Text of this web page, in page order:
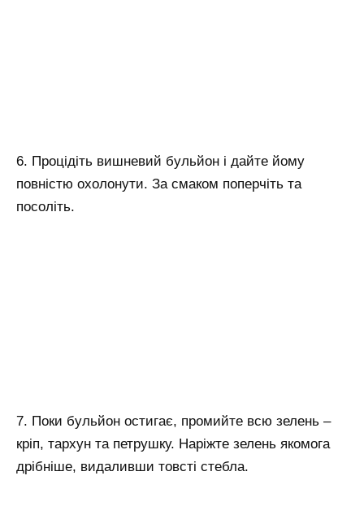
6. Процідіть вишневий бульйон і дайте йому
повністю охолонути. За смаком поперчіть та
посоліть.
7. Поки бульйон остигає, промийте всю зелень –
кріп, тархун та петрушку. Наріжте зелень якомога
дрібніше, видаливши товсті стебла.